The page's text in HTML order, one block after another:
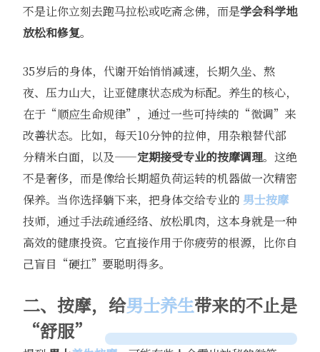
不是让你立刻去跑马拉松或吃斋念佛，而是学会科学地
放松和修复。
35岁后的身体，代谢开始悄悄减速，长期久坐、熬
夜、压力山大，让亚健康状态成为标配。养生的核心，
在于“顺应生命规律”，通过一些可持续的“微调”来
改善状态。比如，每天10分钟的拉伸，用杂粮替代部
分精米白面，以及——定期接受专业的按摩调理。这绝
不是奢侈，而是像给长期超负荷运转的机器做一次精密
保养。当你选择躺下来，把身体交给专业的 男士按摩
技师，通过手法疏通经络、放松肌肉，这本身就是一种
高效的健康投资。它直接作用于你疲劳的根源，比你自
己盲目“硬扛”要聪明得多。
二、按摩，给男士养生带来的不止是
“舒服”